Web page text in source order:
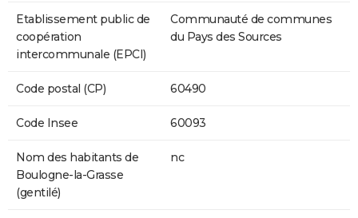
Etablissement public de
coopération
intercommunale (EPCI)
Communauté de communes
du Pays des Sources
Code postal (CP) 60490
Code Insee 60093
Nom des habitants de
Boulogne-la-Grasse
(gentilé)
nc